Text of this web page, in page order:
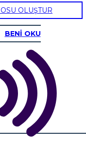
OLUŞTUR
BENİ OKU